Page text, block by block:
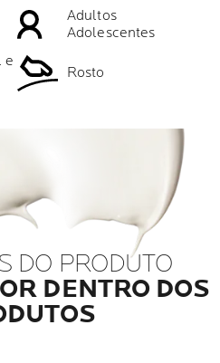
Adultos
Adolescentes
e
Rosto
DO PRODUTO
DENTRO DOS